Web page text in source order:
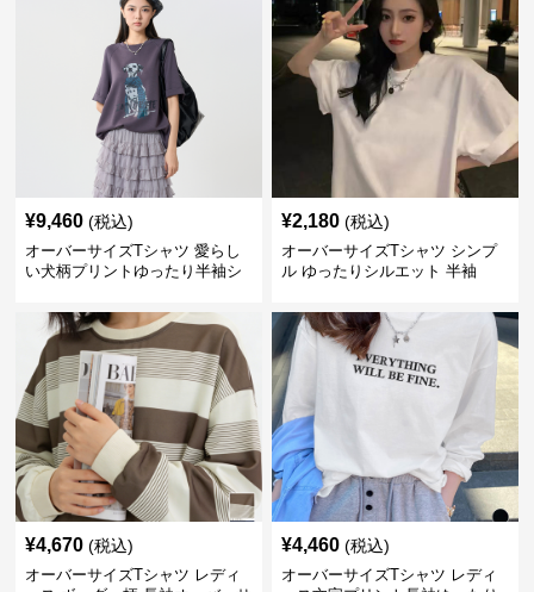
¥9,460 (税込)
オーバーサイズTシャツ 愛らし
い犬柄プリントゆったり半袖シ
¥2,180 (税込)
オーバーサイズTシャツ シンプ
ル ゆったりシルエット 半袖
¥4,670 (税込)
オーバーサイズTシャツ レディ
¥4,460 (税込)
オーバーサイズTシャツ レディ